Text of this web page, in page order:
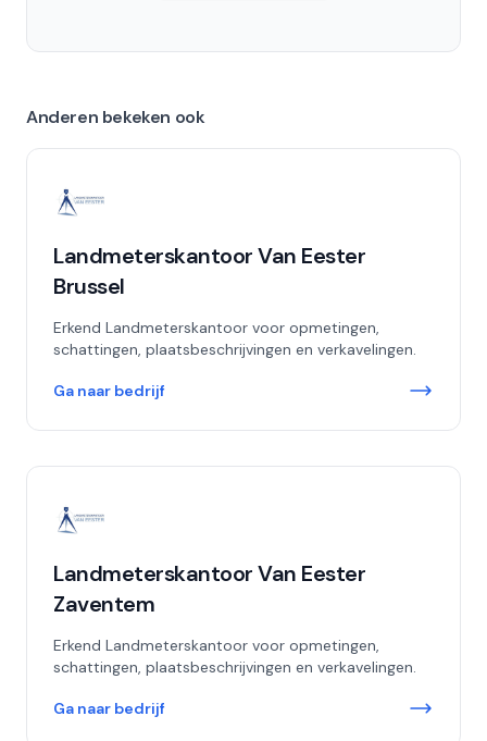
Anderen bekeken ook
Landmeterskantoor Van Eester
Brussel
Erkend Landmeterskantoor voor opmetingen,
schattingen, plaatsbeschrijvingen en verkavelingen.
Ga naar bedrijf
Landmeterskantoor Van Eester
Zaventem
Erkend Landmeterskantoor voor opmetingen,
schattingen, plaatsbeschrijvingen en verkavelingen.
Ga naar bedrijf